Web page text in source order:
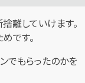
離していけます。
です。
でもらったのかを